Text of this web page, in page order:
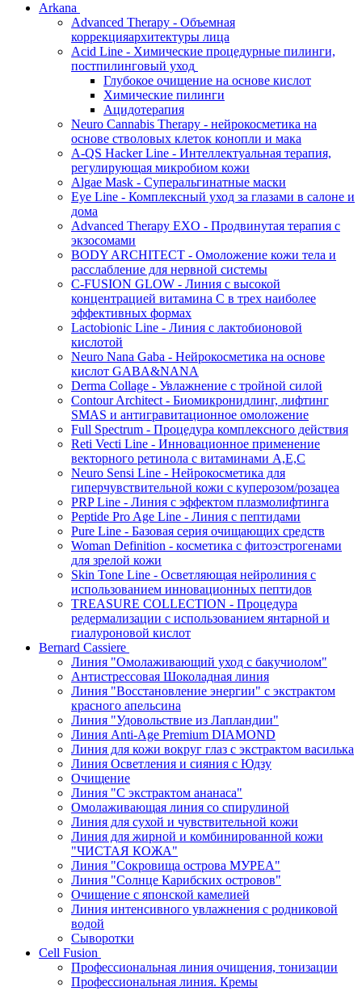
Arkana
Advanced Therapy - Объемная
коррекцияархитектуры лица
Acid Line - Химические процедурные пилинги,
постпилинговый уход
Глубокое очищение на основе кислот
Химические пилинги
Ацидотерапия
Neuro Cannabis Therapy - нейрокосметика на
основе стволовых клеток конопли и мака
A-QS Hacker Line - Интеллектуальная терапия,
регулирующая микробиом кожи
Algae Mask - Суперальгинатные маски
Eye Line - Комплексный уход за глазами в салоне и
дома
Advanced Therapy EXO - Продвинутая терапия с
экзосомами
BODY ARCHITECT - Омоложение кожи тела и
расслабление для нервной системы
C-FUSION GLOW - Линия с высокой
концентрацией витамина C в трех наиболее
эффективных формах
Lactobionic Line - Линия с лактобионовой
кислотой
Neuro Nana Gaba - Нейрокосметика на основе
кислот GABA&NANA
Derma Collage - Увлажнение с тройной силой
Contour Architect - Биомикронидлинг, лифтинг
SMAS и антигравитационное омоложение
Full Spectrum - Процедура комплексного действия
Reti Vecti Line - Инновационное применение
векторного ретинола с витаминами A,Е,С
Neuro Sensi Line - Нейрокосметика для
гиперчувствительной кожи с куперозом/розацеа
PRP Line - Линия с эффектом плазмолифтинга
Peptide Pro Age Line - Линия с пептидами
Pure Line - Базовая серия очищающих средств
Woman Definition - косметика с фитоэстрогенами
для зрелой кожи
Skin Tone Line - Осветляющая нейролиния с
использованием инновационных пептидов
TREASURE COLLECTION - Процедура
редермализации с использованием янтарной и
гиалуроновой кислот
Bernard Cassiere
Линия "Омолаживающий уход с бакучиолом"
Антистрессовая Шоколадная линия
Линия "Восстановление энергии" с экстрактом
красного апельсина
Линия "Удовольствие из Лапландии"
Линия Anti-Age Premium DIAMOND
Линия для кожи вокруг глаз с экстрактом василька
Линия Осветления и сияния с Юдзу
Очищение
Линия "С экстрактом ананаса"
Омолаживающая линия со спирулиной
Линия для сухой и чувствительной кожи
Линия для жирной и комбинированной кожи
"ЧИСТАЯ КОЖА"
Линия "Сокровища острова МУРЕА"
Линия "Солнце Карибских островов"
Очищение с японской камелией
Линия интенсивного увлажнения с родниковой
водой
Сыворотки
Cell Fusion
Профессиональная линия очищения, тонизации
Профессиональная линия. Кремы